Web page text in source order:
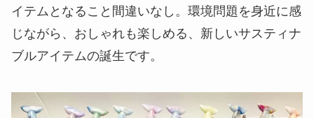
イテムとなること間違いなし。環境問題を身近に感
じながら、おしゃれも楽しめる、新しいサスティナ
ブルアイテムの誕生です。